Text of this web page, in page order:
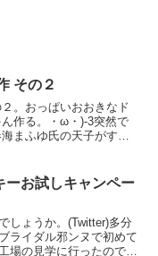
その２
。おっぱいおおきなド
作る。・ω・)-3突然で
まふゆ氏の天子がすこ
春海氏本人も描きたか
かな...
ーお試しキャンペー
しょうか。(Twitter)多分
ライダル邪ンヌで初めて
場の見学に行ったのです